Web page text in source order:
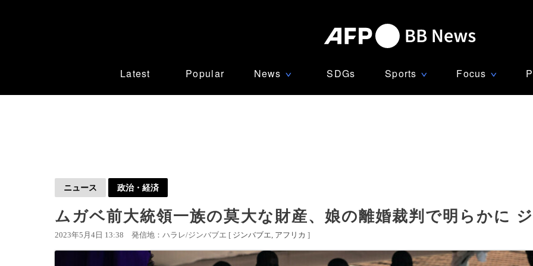
Latest Popular News ∨ SDGs Sports ∨ Focus ∨
ニュース 政治・経済
ムガベ前大統領一族の莫大な財産、娘の離婚裁判で明らかに
2023年5月4日 13:38 発信地：ハラレ/ジンバブエ [ ジンバブエ アフリカ ]